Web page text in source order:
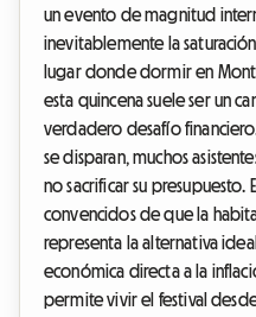
un evento de magnitud
inevitablemente la
lugar donde dormir en
esta quincena suele ser un
verdadero desafío
se disparan, muchos
no sacrificar su presupuesto.
convencidos de que la
representa la alternativa
económica directa a la
permite vivir el festival